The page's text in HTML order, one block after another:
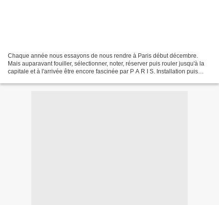
Chaque année nous essayons de nous rendre à Paris début décembre.
Mais auparavant fouiller, sélectionner, noter, réserver puis rouler jusqu'à la
capitale et à l'arrivée être encore fascinée par P A R I S. Installation puis